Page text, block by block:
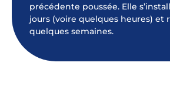
précédente poussée. Elle
jours (voire quelques heures) et
quelques semaines.